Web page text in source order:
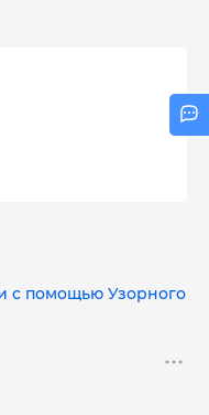
с помощью Узорного